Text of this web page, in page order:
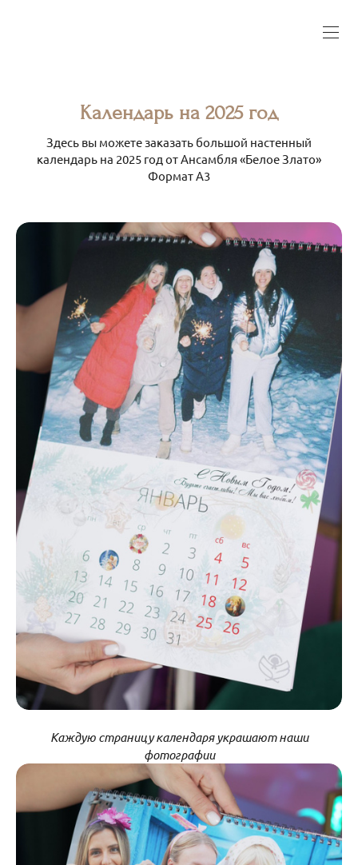
Календарь на 2025 год
Здесь вы можете заказать большой настенный
календарь на 2025 год от Ансамбля «Белое Злато»
Формат А3
Каждую страницу календаря украшают наши
фотографии